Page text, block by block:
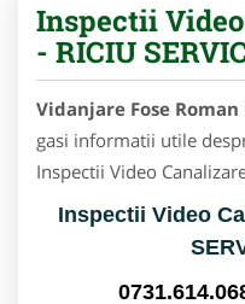
Inspectii
- RICIU
Vidanjare Fose Roman
gasi informatii utile
Inspectii Video
Inspectii Video